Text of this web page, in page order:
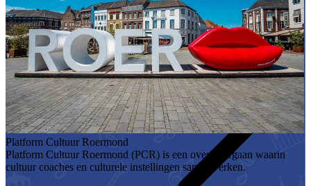
Platform Cultuur Roermond
Platform Cultuur Roermond (PCR) is een overlegorgaan waarin
cultuur coaches en culturele instellingen samenwerken.